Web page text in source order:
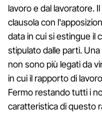
lavoro e dal lavoratore.
clausola con
data in cui si estingue il
stipulato dalle parti.
non sono più legati da
in cui il rapporto di
Fermo restando tutti i
caratteristica di questo